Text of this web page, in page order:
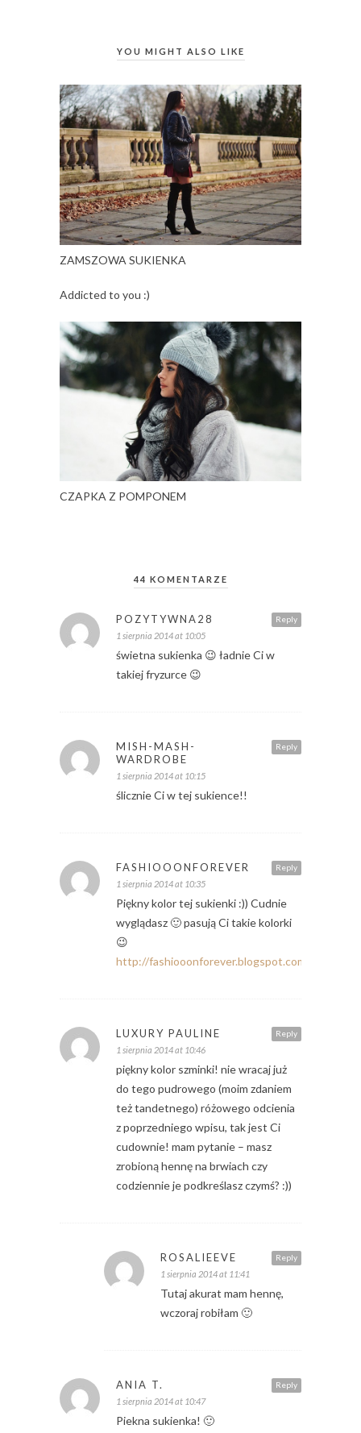
YOU MIGHT ALSO LIKE
ZAMSZOWA SUKIENKA
Addicted to you :)
CZAPKA Z POMPONEM
44 KOMENTARZE
Reply
POZYTYWNA28
1 sierpnia 2014 at 10:05
świetna sukienka 😉 ładnie Ci w
takiej fryzurce 😉
Reply
MISH-MASH-
WARDROBE
1 sierpnia 2014 at 10:15
ślicznie Ci w tej sukience!!
Reply
FASHIOOONFOREVER
1 sierpnia 2014 at 10:35
Piękny kolor tej sukienki :)) Cudnie
wyglądasz 🙂 pasują Ci takie kolorki
😉
http://fashiooonforever.blogspot.com/
Reply
LUXURY PAULINE
1 sierpnia 2014 at 10:46
piękny kolor szminki! nie wracaj już
do tego pudrowego (moim zdaniem
też tandetnego) różowego odcienia
z poprzedniego wpisu, tak jest Ci
cudownie! mam pytanie – masz
zrobioną hennę na brwiach czy
codziennie je podkreślasz czymś? :))
Reply
ROSALIEEVE
1 sierpnia 2014 at 11:41
Tutaj akurat mam hennę,
wczoraj robiłam 🙂
Reply
ANIA T.
1 sierpnia 2014 at 10:47
Piekna sukienka! 🙂